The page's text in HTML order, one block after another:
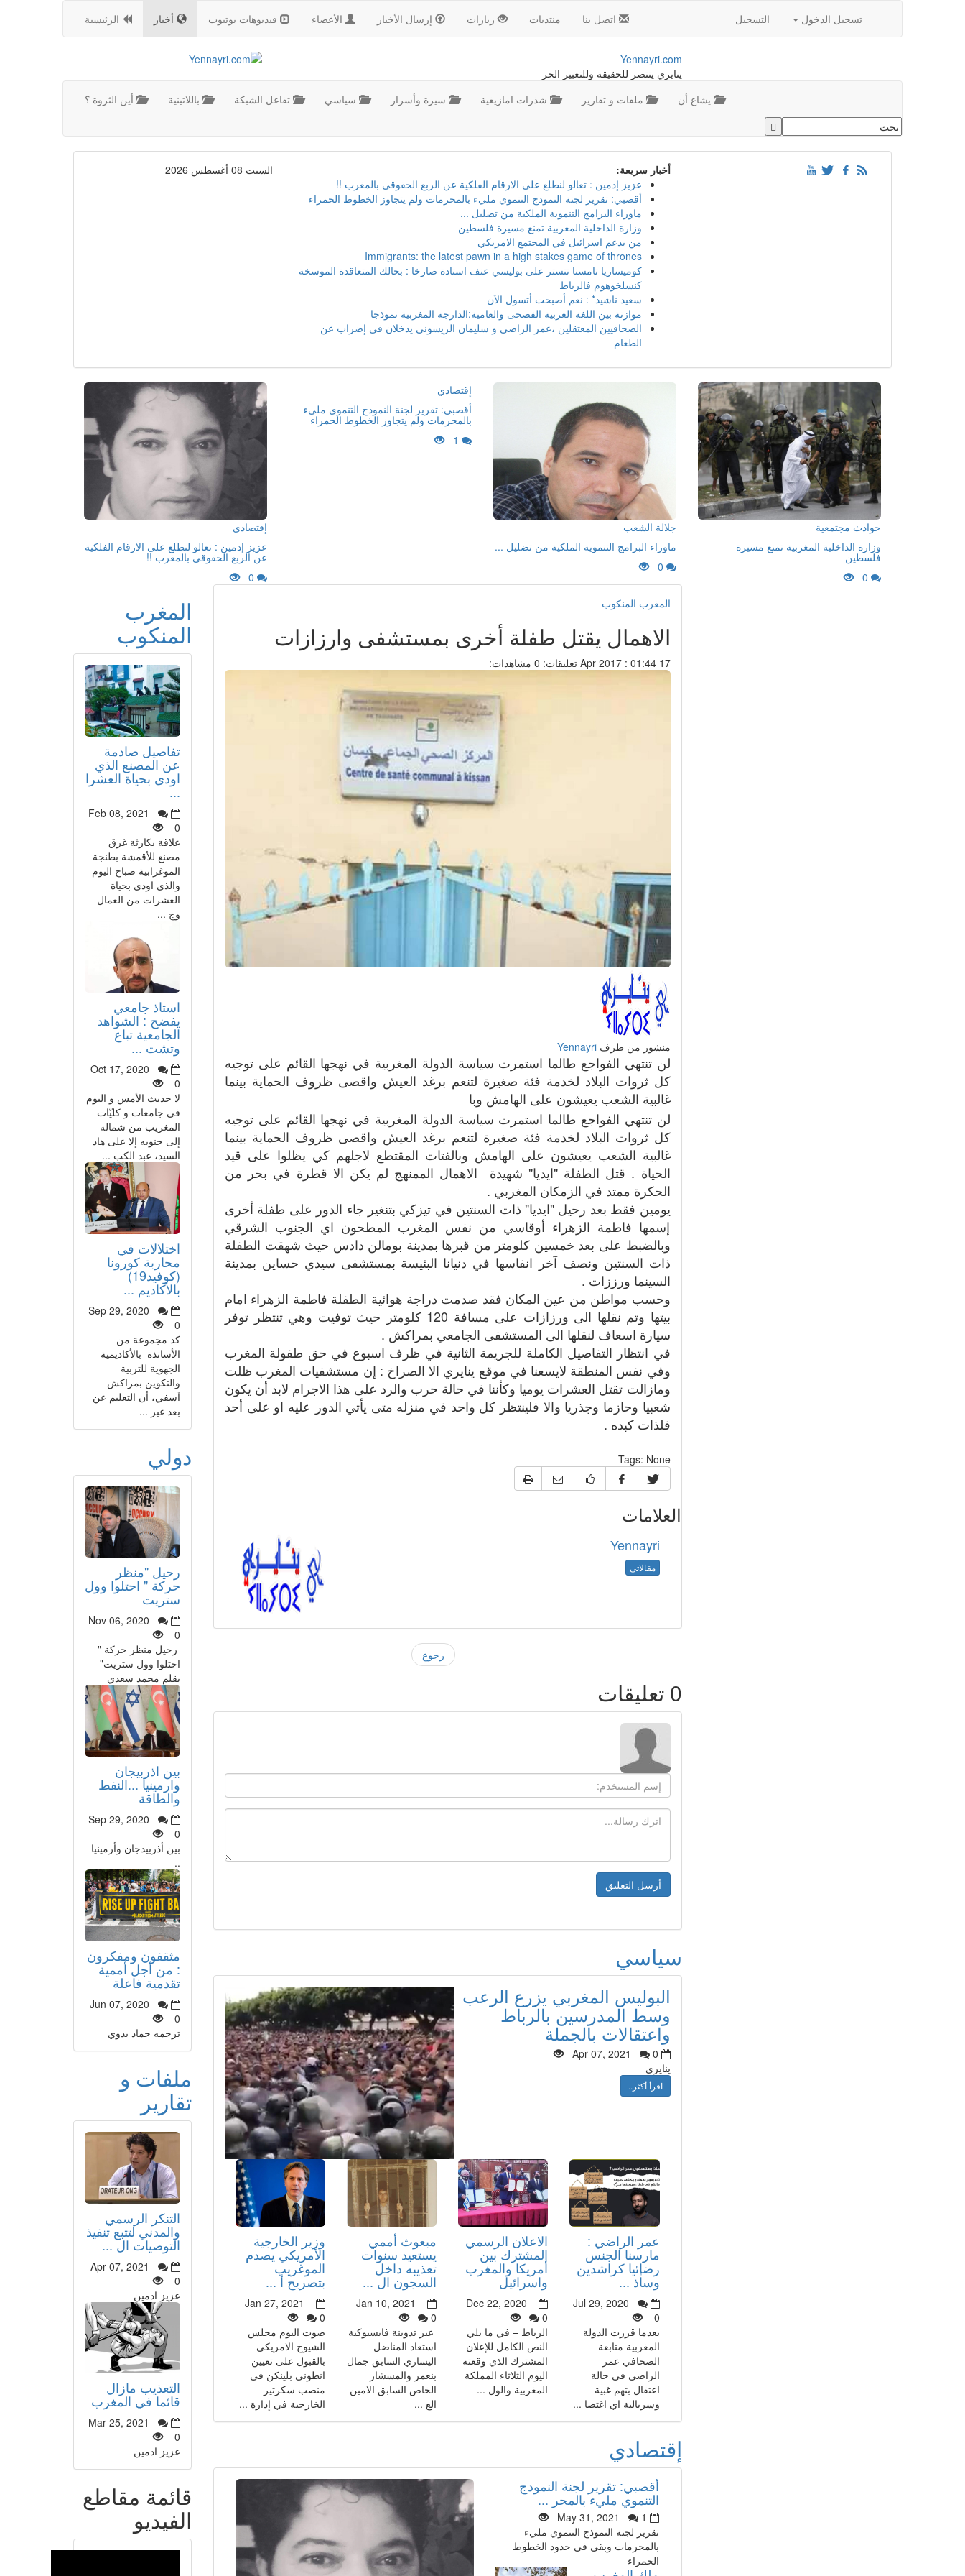
الرئيسية أخبار فيديوهات يوتيوب الأعضاء إرسال الأخبار زيارات منتديات اتصل بنا التسجيل تسجيل الدخول
Yennayri.com
ينايري ينتصر للحقيقة وللتعبير الحر
أين الثروة ؟
باللاتينية تفاعل الشبكة سياسي سيرة وأسرار شذرات امازيغية ملفات و تقارير يشاع أن
السبت 08 أغسطس 2026
أخبار سريعة:
عزيز إدمين : تعالو لنطلع على الارقام الفلكية عن الربع الحقوقي بالمغرب !!
أقصبي: تقرير لجنة النمودج التنموي مليء بالمحرمات ولم يتجاوز الخطوط الحمراء
ماوراء البرامج التنموية الملكية من تضليل ...
وزارة الداخلية المغربية تمنع مسيرة فلسطين
من يدعم اسرائيل في المجتمع الامريكي
Immigrants: the latest pawn in a high stakes game of thrones
كوميساريا تامسنا تتستر على بوليسي عنف استادة صارخا : بحالك المتعاقدة الموسخة
كنسلخوهوم فالرباط
سعيد ناشيد* : نعم أصبحت أتسول الآن
موازنة بين اللغة العربية الفصحى والعامية:الدارجة المغربية نموذجا
الصحافيين المعتقلين ،عمر الراضي و سليمان الريسوني يدخلان في إضراب عن
الطعام
إقتصادي
عزيز إدمين : تعالو لنطلع على الارقام الفلكية
عن الربع الحقوقي بالمغرب !!
إقتصادي
أقصبي: تقرير لجنة النمودج التنموي مليء
بالمحرمات ولم يتجاوز الخطوط الحمراء
جلالة الشعب
ماوراء البرامج التنموية الملكية من تضليل ...
حوادث مجتمعية
وزارة الداخلية المغربية تمنع مسيرة
فلسطين
المغرب
المنكوب
تفاصيل صادمة
عن المصنع الذي
اودى بحياة العشرا
...
Feb 08, 2021
0
علاقة بكارثة غرق
مصنع للأقمشة بطنجة
الموغرابية صباح اليوم
والذي اودى بحياة
العشرات من العمال
وج ...
استاذ جامعي
يفضح : الشواهد
الجامعية تباع
وتشت ...
Oct 17, 2020
0
لا حديث الأمس و اليوم
في جامعات و كليّات
المغريب من شماله
إلى جنوبه إلا على هاد
السيد، عبد الكب ...
اختلالات في
محاربة كورونا
(كوفيد19)
بالأكاديم ...
Sep 29, 2020
0
كد مجموعة من
الأساتذة بالأكاديمية
الجهوية للتربية
والتكوين بمراكش
آسفي، أن التعليم عن
بعد غير ...
دولي
رحيل "منظر
حركة " احتلوا وول
ستريت
Nov 06, 2020
0
رحيل منظر حركة "
احتلوا وول ستريت"
بقلم محمد سعدي
بين اذربيجان
وارمينيا ...النفط
والطاقة
Sep 29, 2020
0
بين أذربيدجان وأرمينيا
..
مثقفون ومفكرون
: من أجل أممية
تقدمية فاعلة
Jun 07, 2020
0
ترجمه حماد بدوي
ملفات و
تقارير
التنكر الرسمي
والمدني لتتبع تنفيذ
التوصيات ال ...
Apr 07, 2021
0
عزيز ادمين
التعذيب مازال
قائما في المغرب
Mar 25, 2021
0
عزيز ادمين
قائمة مقاطع
الفيديو
المغرب المنكوب
الاهمال يقتل طفلة أخرى بمستشفى وارزازات
17 Apr 2017 : 01:44 تعليقات: 0 مشاهدات:
منشور من طرفYennayri
لن تنتهي الفواجع طالما استمرت سياسة الدولة المغربية في نهجها القائم على توجيه
كل ثروات البلاد لخدمة فئة صغيرة لتنعم برغد العيش واقصى ظروف الحماية بينما
غالبية الشعب يعيشون على الهامش وبا
لن تنتهي الفواجع طالما استمرت سياسة الدولة المغربية في نهجها القائم على توجيه
كل ثروات البلاد لخدمة فئة صغيرة لتنعم برغد العيش واقصى ظروف الحماية بينما
غالبية الشعب يعيشون على الهامش وبالفتات المقتطع لاجلهم كي يظلوا على قيد
الحياة . قتل الطفلة "ايديا" شهيدة الاهمال الممنهج لم يكن الا قطرة في بحر من
الحكرة ممتد في الزمكان المغربي .
يومين فقط بعد رحيل "ايديا" ذات السنتين في تيزكي بتنغير جاء الدور على طفلة أخرى
إسمها فاطمة الزهراء أوقاسي من نفس المغرب المطحون اي الجنوب الشرقي
وبالضبط على بعد خمسين كلومتر من قبرها بمدينة بومالن دادس حيث شهقت الطفلة
ذات السنتين ونصف آخر انفاسها في دنيانا البئيسة بمستشفى سيدي حساين بمدينة
السينما ورززات .
وحسب مواطن من عين المكان فقد صدمت دراجة هوائية الطفلة فاطمة الزهراء امام
بيتها وتم نقلها الى ورزازات على مسافة 120 كلومتر حيث توفيت وهي تنتظر توفر
سيارة اسعاف لنقلها الى المستشفى الجامعي بمراكش .
في انتظار التفاصيل الكاملة للجريمة الثانية في ظرف اسبوع في حق طفولة المغرب
وفي نفس المنطقة لايسعنا في موقع ينايري الا الصراخ : إن مستشفيات المغرب ظلت
ومازالت تقتل العشرات يوميا وكأننا في حالة حرب والرد على هذا الاجرام لابد أن يكون
شعبيا وحازما وجذريا والا فلينتظر كل واحد في منزله متى يأتي الدور عليه او على أحد
فلذات كبده .
Tags: None
العلامات
Yennayri
مقالاتي
رجوع
0 تعليقات
سياسي
البوليس المغربي يزرع الرعب
وسط المدرسين بالرباط
واعتقالات بالجملة
Apr 07, 2021
0
ينايري
اقرأ أكثر..
وزير الخارجية
الأمريكي يصدم
الموغريب
بتصريح أ ...
Jan 27, 2021
0
صوت اليوم مجلس
الشيوخ الامريكي
بالقبول على تعيين
انطوني بلينكن في
منصب سكرتير
الخارجية في إدارة ...
مبعوث أممي
يستعيد سنوات
تعذيبه داخل
السجون ال ...
Jan 10, 2021
0
عبر تدوينة فايسبوكية
استعاد المناضل
اليساري السابق جمال
بنعمر والمسشار
الخاص السابق الامين
الع ...
الاعلان الرسمي
المشترك بين
أمريكا والمغرب
واسرائيل
Dec 22, 2020
0
الرباط – في ما يلي
النص الكامل للإعلان
المشترك الذي وقعته
اليوم الثلاثاء المملكة
المغربية والول ...
عمر الراضي :
مارسنا الجنس
رضائيا كراشدين
وسأذ ...
Jul 29, 2020
0
بعدما قررت الدولة
المغربية متابعة
الصحافي عمر
الراضي في حالة
اعتقال بتهم غبية
وسريالية اي اغتصا ...
إقتصادي
أقصبي: تقرير لجنة النمودج
التنموي مليء بالمحر ...
May 31, 2021
1
تقرير لجنة النموذج التنموي مليء
بالمحرمات وبقي في حدود الخطوط
الحمراء